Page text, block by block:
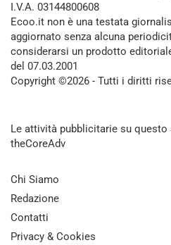
I.V.A. 03144800608
Ecoo.it non è una testata
aggiornato senza alcuna
considerarsi un prodotto
del 07.03.2001
Copyright ©2026 - Tutti i diritti
Le attività pubblicitarie su
theCoreAdv
Chi Siamo
Redazione
Contatti
Privacy & Cookies